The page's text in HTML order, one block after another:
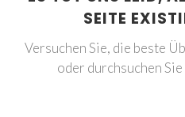
SEITE
Versuchen Sie, die beste
oder durchsuchen